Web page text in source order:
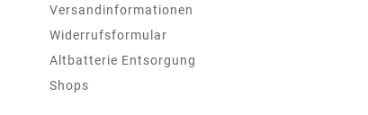
Versandinformationen
Widerrufsformular
Altbatterie Entsorgung
Shops